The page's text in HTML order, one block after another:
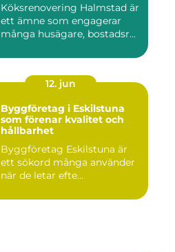
Köksrenovering Halmstad är
ett ämne som engagerar
många husägare, bostadsr...
12. jun
Byggföretag i Eskilstuna
som förenar kvalitet och
hållbarhet
Byggföretag Eskilstuna är
ett sökord många använder
när de letar efte...